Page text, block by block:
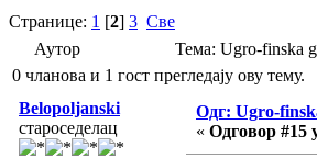
Странице: 1 [2] 3 Све
Аутор
Тема: Ugro-finska
0 чланова и 1 гост прегледају ову тему.
Belopoljanski
староседелац
Одг: Ugro-
« Одговор #15